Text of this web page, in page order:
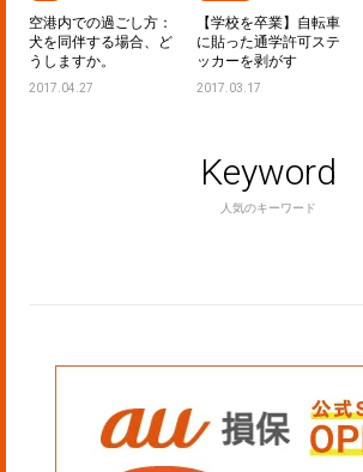
空港内での過ごし方：
犬を同伴する場合、ど
うしますか。
2017.04.27
【学校を卒業】自転車
に貼った通学許可ステ
ッカーを剥がす
2017.03.17
Keyword
人気のキーワード